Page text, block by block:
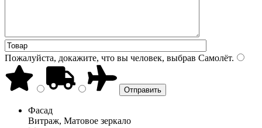
Пожалуйста, докажите, что вы человек, выбрав Самолёт.
Фасад
Витраж, Матовое зеркало